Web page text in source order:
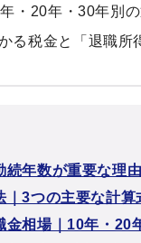
・20年・30年別
る税金と「退職所
続年数が重要な理由
｜3つの主要な計算
金相場｜10年・20